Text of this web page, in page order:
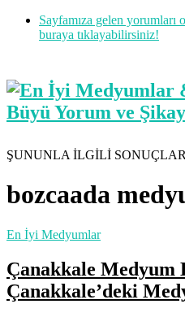
Sayfamıza gelen
buraya tıklayabilirsiniz!
ŞUNUNLA İLGİLİ
bozcaada
En İyi Medyumlar
Çanakkale Medyum
Çanakkale’deki